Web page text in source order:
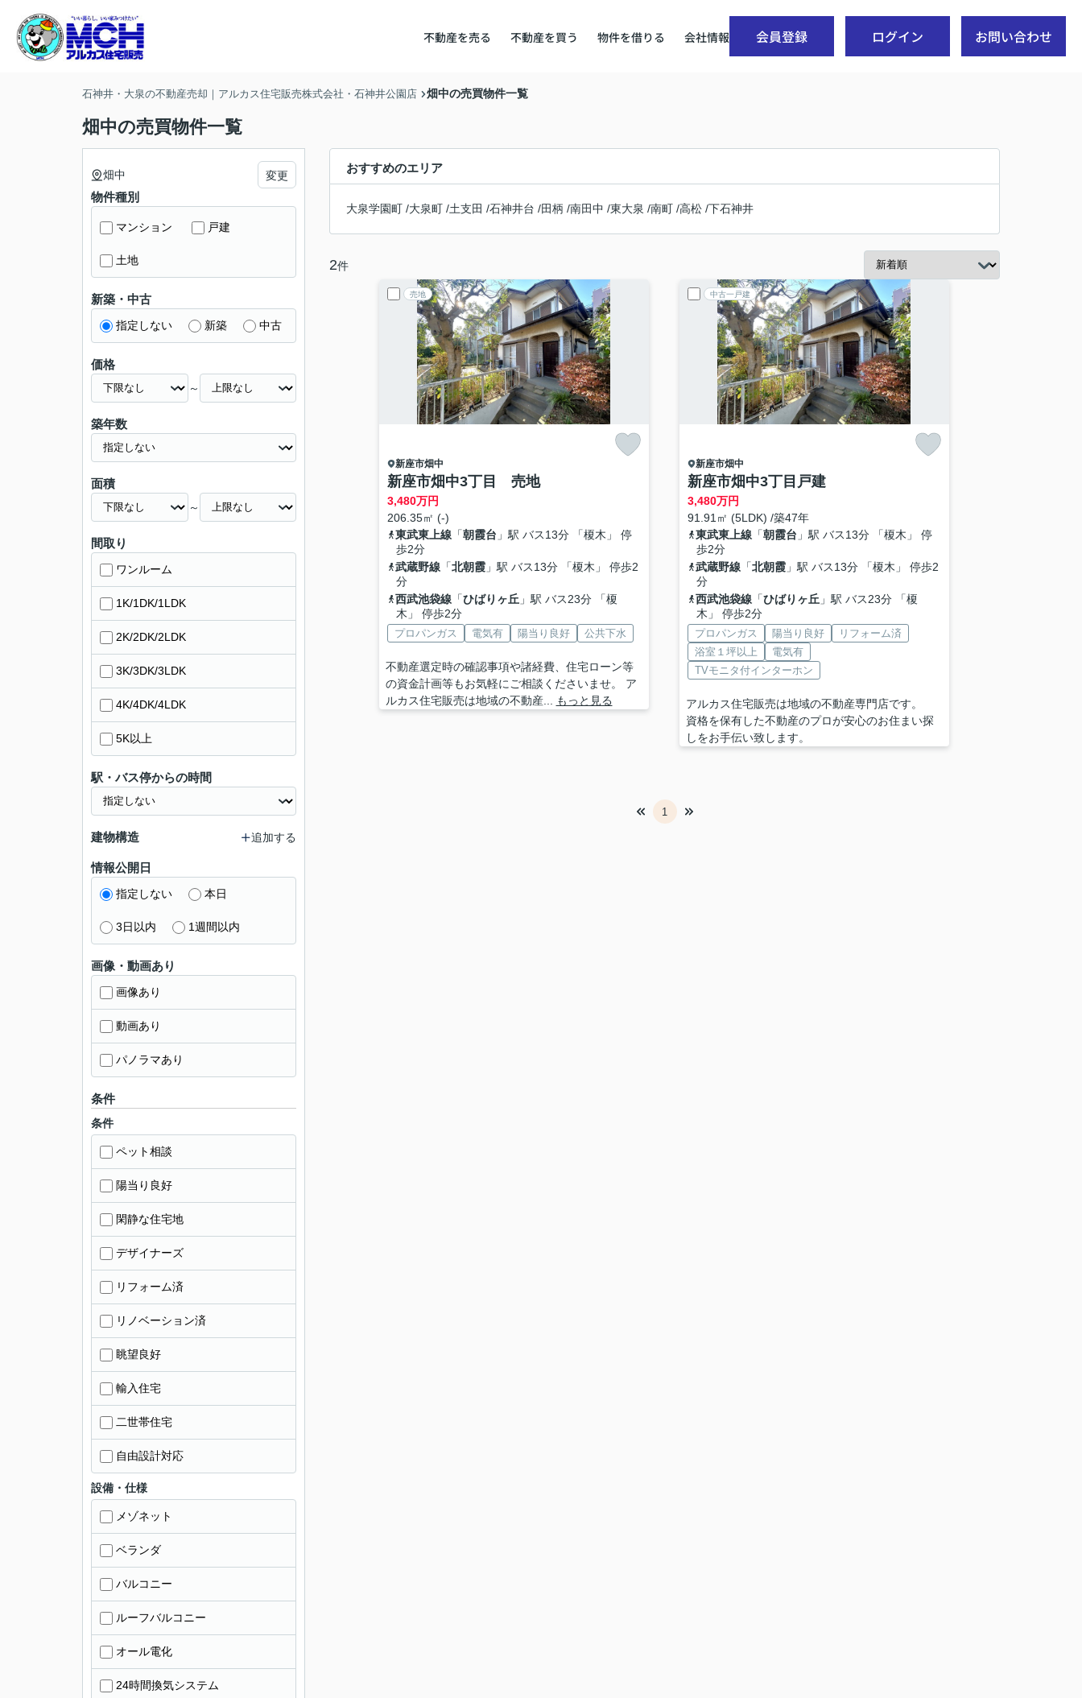
不動産を売る 不動産を買う 物件を借りる 会社情報 会員登録 ログイン お問い合わせ
石神井・大泉の不動産売却｜アルカス住宅販売株式会社・石神井公園店 畑中の売買物件一覧
畑中の売買物件一覧
おすすめのエリア
大泉学園町 /大泉町 /土支田 /石神井台 /田柄 /南田中 /東大泉 /南町 /高松 /下石神井
2件
売地
新座市畑中
新座市畑中3丁目 売地
3,480万円
206.35㎡ (-)
東武東上線「朝霞台 」駅 バス13分 「榎木」 停
歩2分
武蔵野線「北朝霞」駅 バス13分 「榎木」 停歩2
分
西武池袋線「ひばりヶ丘 」駅 バス23分 「榎
木」 停歩2分
プロパンガス 電気有 陽当り良好 公共下水
不動産選定時の確認事項や諸経費、住宅ローン等
の資金計画等もお気軽にご相談くださいませ。 ア
ルカス住宅販売は地域の不動産...
もっと見る
中古一戸建
新座市畑中
新座市畑中3丁目戸建
3,480万円
91.91㎡ (5LDK) /築47年
東武東上線「朝霞台 」駅 バス13分 「榎木」 停
歩2分
武蔵野線「北朝霞」駅 バス13分 「榎木」 停歩2
分
西武池袋線「ひばりヶ丘 」駅 バス23分 「榎
木」 停歩2分
プロパンガス 陽当り良好
リフォーム済
浴室１坪以上
電気有
TVモニタ付インターホン
アルカス住宅販売は地域の不動産専門店です。
資格を保有した不動産のプロが安心のお住まい探
しをお手伝い致します。
1
畑中 変更
物件種別
マンション 戸建
土地
新築・中古
指定しない 新築 中古
価格
～
築年数
面積
～
間取り
ワンルーム
1K/1DK/1LDK
2K/2DK/2LDK
3K/3DK/3LDK
4K/4DK/4LDK
5K以上
駅・バス停からの時間
建物構造 追加する
情報公開日
指定しない 本日
3日以内 1週間以内
画像・動画あり
画像あり
動画あり
パノラマあり
条件
条件
ペット相談
陽当り良好
閑静な住宅地
デザイナーズ
リフォーム済
リノベーション済
眺望良好
輸入住宅
二世帯住宅
自由設計対応
設備・仕様
メゾネット
ベランダ
バルコニー
ルーフバルコニー
オール電化
24時間換気システム